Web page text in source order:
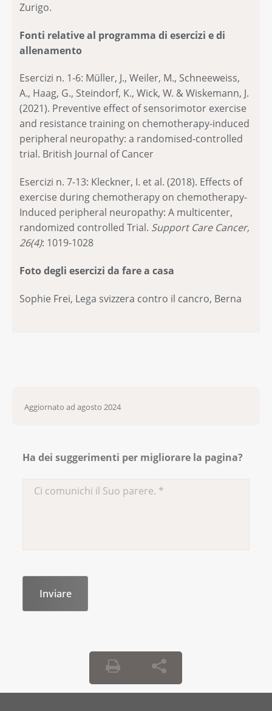
Zurigo.
Fonti relative al programma di esercizi e di
allenamento
Esercizi n. 1-6: Müller, J., Weiler, M., Schneeweiss,
A., Haag, G., Steindorf, K., Wick, W. & Wiskemann, J.
(2021). Preventive effect of sensorimotor exercise
and resistance training on chemotherapy-induced
peripheral neuropathy: a randomised-controlled
trial. British Journal of Cancer
Esercizi n. 7-13: Kleckner, I. et al. (2018). Effects of
exercise during chemotherapy on chemotherapy-
Induced peripheral neuropathy: A multicenter,
randomized controlled Trial. Support Care Cancer,
26(4): 1019-1028
Foto degli esercizi da fare a casa
Sophie Frei, Lega svizzera contro il cancro, Berna
Aggiornato ad agosto 2024
Ha dei suggerimenti per migliorare la pagina?